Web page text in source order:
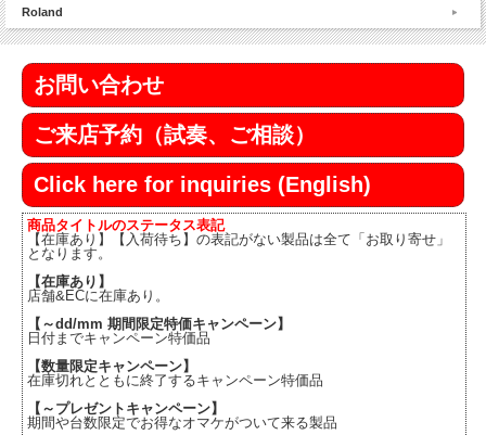
Roland
お問い合わせ
ご来店予約（試奏、ご相談）
Click here for inquiries (English)
商品タイトルのステータス表記
【在庫あり】【入荷待ち】の表記がない製品は全て「お取り寄せ」
となります。
【在庫あり】
店舗&ECに在庫あり。
【～dd/mm 期間限定特価キャンペーン】
日付までキャンペーン特価品
【数量限定キャンペーン】
在庫切れとともに終了するキャンペーン特価品
【～プレゼントキャンペーン】
期間や台数限定でお得なオマケがついて来る製品